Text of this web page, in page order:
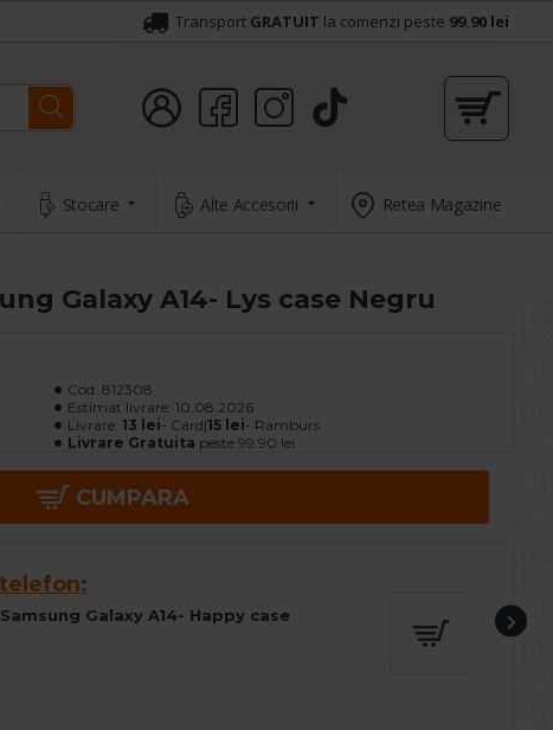
Transport GRATUIT la comenzi peste 99.90 lei
Stocare Alte Accesorii Retea Magazine
Galaxy A14- Lys case Negru
Cod: 812308
Estimat livrare: 10.08.2026
Livrare: 13 lei- Card|15 lei- Ramburs
Livrare Gratuita peste 99.90 lei
CUMPARA
Galaxy A14- Happy case